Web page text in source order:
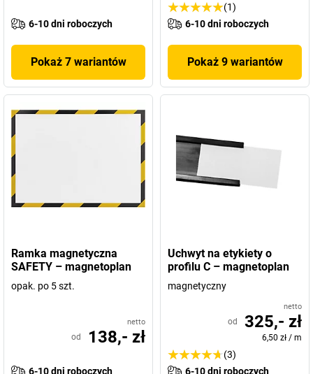
6-10 dni roboczych
Pokaż 7 wariantów
(1)
6-10 dni roboczych
Pokaż 9 wariantów
Ramka magnetyczna
SAFETY – magnetoplan
opak. po 5 szt.
netto
od 138,- zł
6-10 dni roboczych
Uchwyt na etykiety o
profilu C – magnetoplan
magnetyczny
netto
od 325,- zł
6,50 zł / m
(3)
6-10 dni roboczych